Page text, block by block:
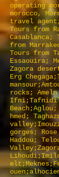
operating
morocco,
travel
Tours from
Casablanca;
from
Tours from
Essaouira;
Zagora
Erg
rocks;
hmed;
gorges;
Haddou;